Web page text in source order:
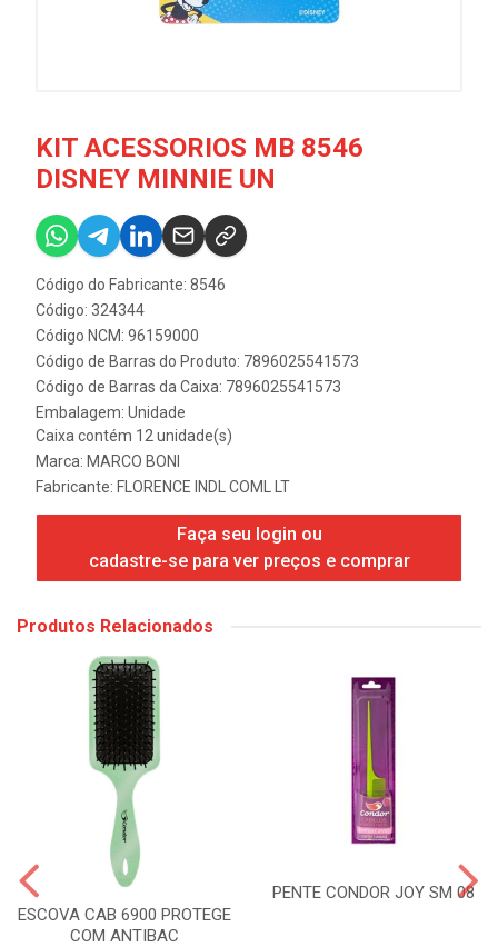
KIT ACESSORIOS MB 8546
DISNEY MINNIE UN
Código do Fabricante: 8546
Código: 324344
Código NCM: 96159000
Código de Barras do Produto: 7896025541573
Código de Barras da Caixa: 7896025541573
Embalagem: Unidade
Caixa contém 12 unidade(s)
Marca: MARCO BONI
Fabricante: FLORENCE INDL COML LT
Faça seu login ou
cadastre-se para ver preços e comprar
Produtos Relacionados
ESCOVA CAB 6900 PROTEGE
COM ANTIBAC
PENTE CONDOR JOY SM 08